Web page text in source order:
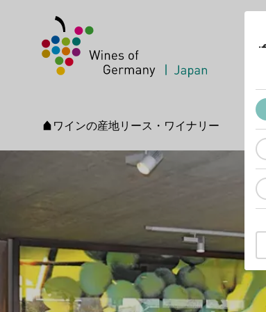
スタートページ
ワインの産地リース・ワイナリー